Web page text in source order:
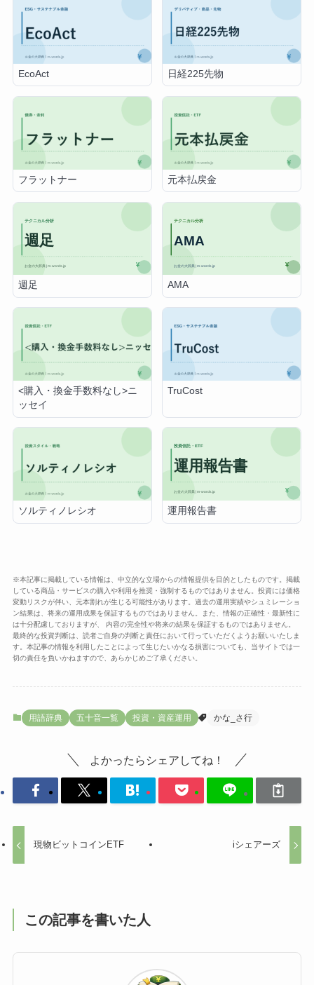
EcoAct 日経225先物
フラットナー 元本払戻金
週足 AMA
<購入・換金手数料なし>ニ
ッセイ
TruCost
ソルティノレシオ 運用報告書
※本記事に掲載している情報は、中立的な立場からの情報提供を目的としたものです。掲載
している商品・サービスの購入や利用を推奨・強制するものではありません。投資には価格
変動リスクが伴い、元本割れが生じる可能性があります。過去の運用実績やシュミレーショ
ン結果は、将来の運用成果を保証するものではありません。また、情報の正確性・最新性に
は十分配慮しておりますが、 内容の完全性や将来の結果を保証するものではありません。
最終的な投資判断は、読者ご自身の判断と責任において行っていただくようお願いいたしま
す。本記事の情報を利用したことによって生じたいかなる損害についても、当サイトでは一
切の責任を負いかねますので、あらかじめご了承ください。
用語辞典 五十音一覧 投資・資産運用 かな_さ行
よかったらシェアしてね！
現物ビットコインETF iシェアーズ
この記事を書いた人